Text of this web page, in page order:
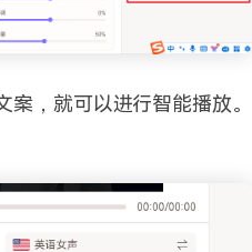
，就可以进行智能播放。